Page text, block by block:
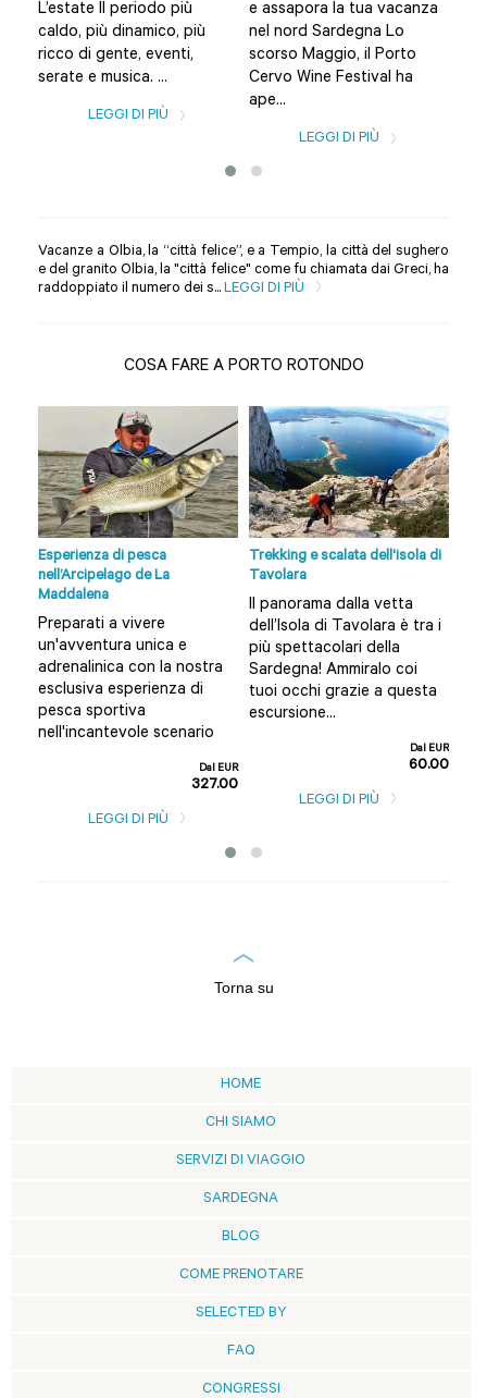
L’estate Il periodo più
caldo, più dinamico, più
ricco di gente, eventi,
serate e musica. ...
LEGGI DI PIÙ
e assapora la tua vacanza
nel nord Sardegna Lo
scorso Maggio, il Porto
Cervo Wine Festival ha
ape...
LEGGI DI PIÙ
Vacanze a Olbia, la “città felice”, e a Tempio, la città del sughero
e del granito Olbia, la "città felice" come fu chiamata dai Greci, ha
raddoppiato il numero dei s... LEGGI DI PIÙ
COSA FARE A PORTO ROTONDO
Esperienza di pesca
nell’Arcipelago de La
Maddalena
Preparati a vivere
un'avventura unica e
adrenalinica con la nostra
esclusiva esperienza di
pesca sportiva
nell'incantevole scenario
Dal EUR
327.00
LEGGI DI PIÙ
Trekking e scalata dell'isola di
Tavolara
Il panorama dalla vetta
dell’Isola di Tavolara è tra i
più spettacolari della
Sardegna! Ammiralo coi
tuoi occhi grazie a questa
escursione...
Dal EUR
60.00
LEGGI DI PIÙ
Torna su
HOME
CHI SIAMO
SERVIZI DI VIAGGIO
SARDEGNA
BLOG
COME PRENOTARE
SELECTED BY
FAQ
CONGRESSI